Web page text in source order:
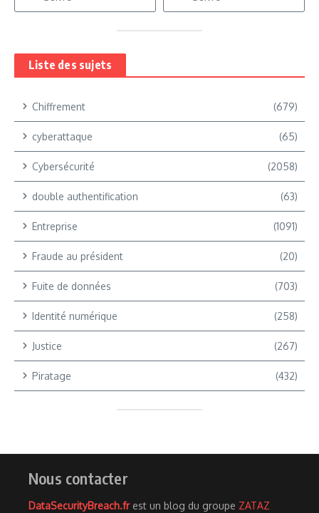
Liste des sujets
Chiffrement (679)
cyberattaque (65)
Cybersécurité (2058)
double authentification (63)
Entreprise (1091)
Fraude au président (20)
Fuite de données (703)
Identité numérique (258)
Justice (267)
Piratage (432)
Nous contacter
DataSecurityBreach.frest un blog du groupe ZATAZ